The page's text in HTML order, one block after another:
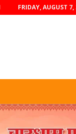
FRIDAY, AUGUST